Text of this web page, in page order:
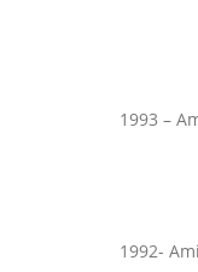
1993 –
1992-